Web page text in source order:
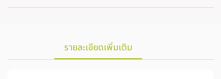
รายละเอียดเพิ่มเติม